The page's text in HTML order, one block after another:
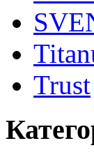
Trust